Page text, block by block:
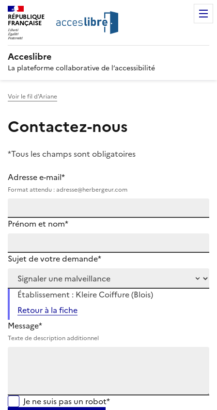
RÉPUBLIQUE
FRANÇAISE
Acceslibre
La plateforme collaborative de l’accessibilité
Voir le fil d'Ariane
Contactez-nous
*Tous les champs sont obligatoires
Adresse e-mail*
Format attendu : adresse@herbergeur.com
Prénom et nom*
Sujet de votre demande*
Établissement : Kleire Coiffure (Blois)
Retour à la fiche
Message*
Texte de description additionnel
Je ne suis pas un robot*